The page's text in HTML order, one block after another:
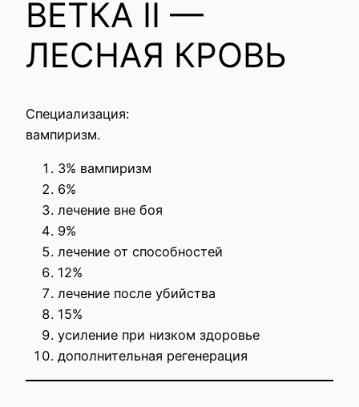
ВЕТКА II —
ЛЕСНАЯ КРОВЬ
Специализация:
вампиризм.
3% вампиризм
6%
лечение вне боя
9%
лечение от способностей
12%
лечение после убийства
15%
усиление при низком здоровье
дополнительная регенерация